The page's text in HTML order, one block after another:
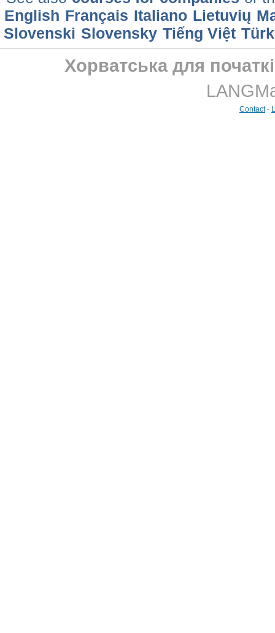
English Français Italiano Lietuvių
Slovenski Slovensky Tiếng Việt
Хорватська для
Contact-